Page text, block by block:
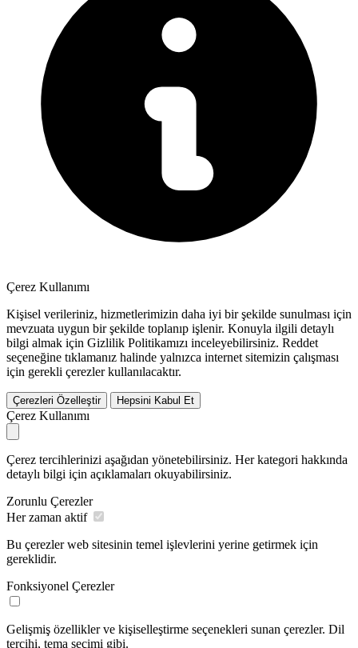
Çerez Kullanımı
Kişisel verileriniz, hizmetlerimizin daha iyi bir şekilde sunulması için
mevzuata uygun bir şekilde toplanıp işlenir. Konuyla ilgili detaylı
bilgi almak için Gizlilik Politikamızı inceleyebilirsiniz. Reddet
seçeneğine tıklamanız halinde yalnızca internet sitemizin çalışması
için gerekli çerezler kullanılacaktır.
Çerezleri Özelleştir Hepsini Kabul Et
Çerez Kullanımı
Çerez tercihlerinizi aşağıdan yönetebilirsiniz. Her kategori hakkında
detaylı bilgi için açıklamaları okuyabilirsiniz.
Zorunlu Çerezler
Her zaman aktif
Bu çerezler web sitesinin temel işlevlerini yerine getirmek için
gereklidir.
Fonksiyonel Çerezler
Gelişmiş özellikler ve kişiselleştirme seçenekleri sunan çerezler. Dil
tercihi, tema seçimi gibi.